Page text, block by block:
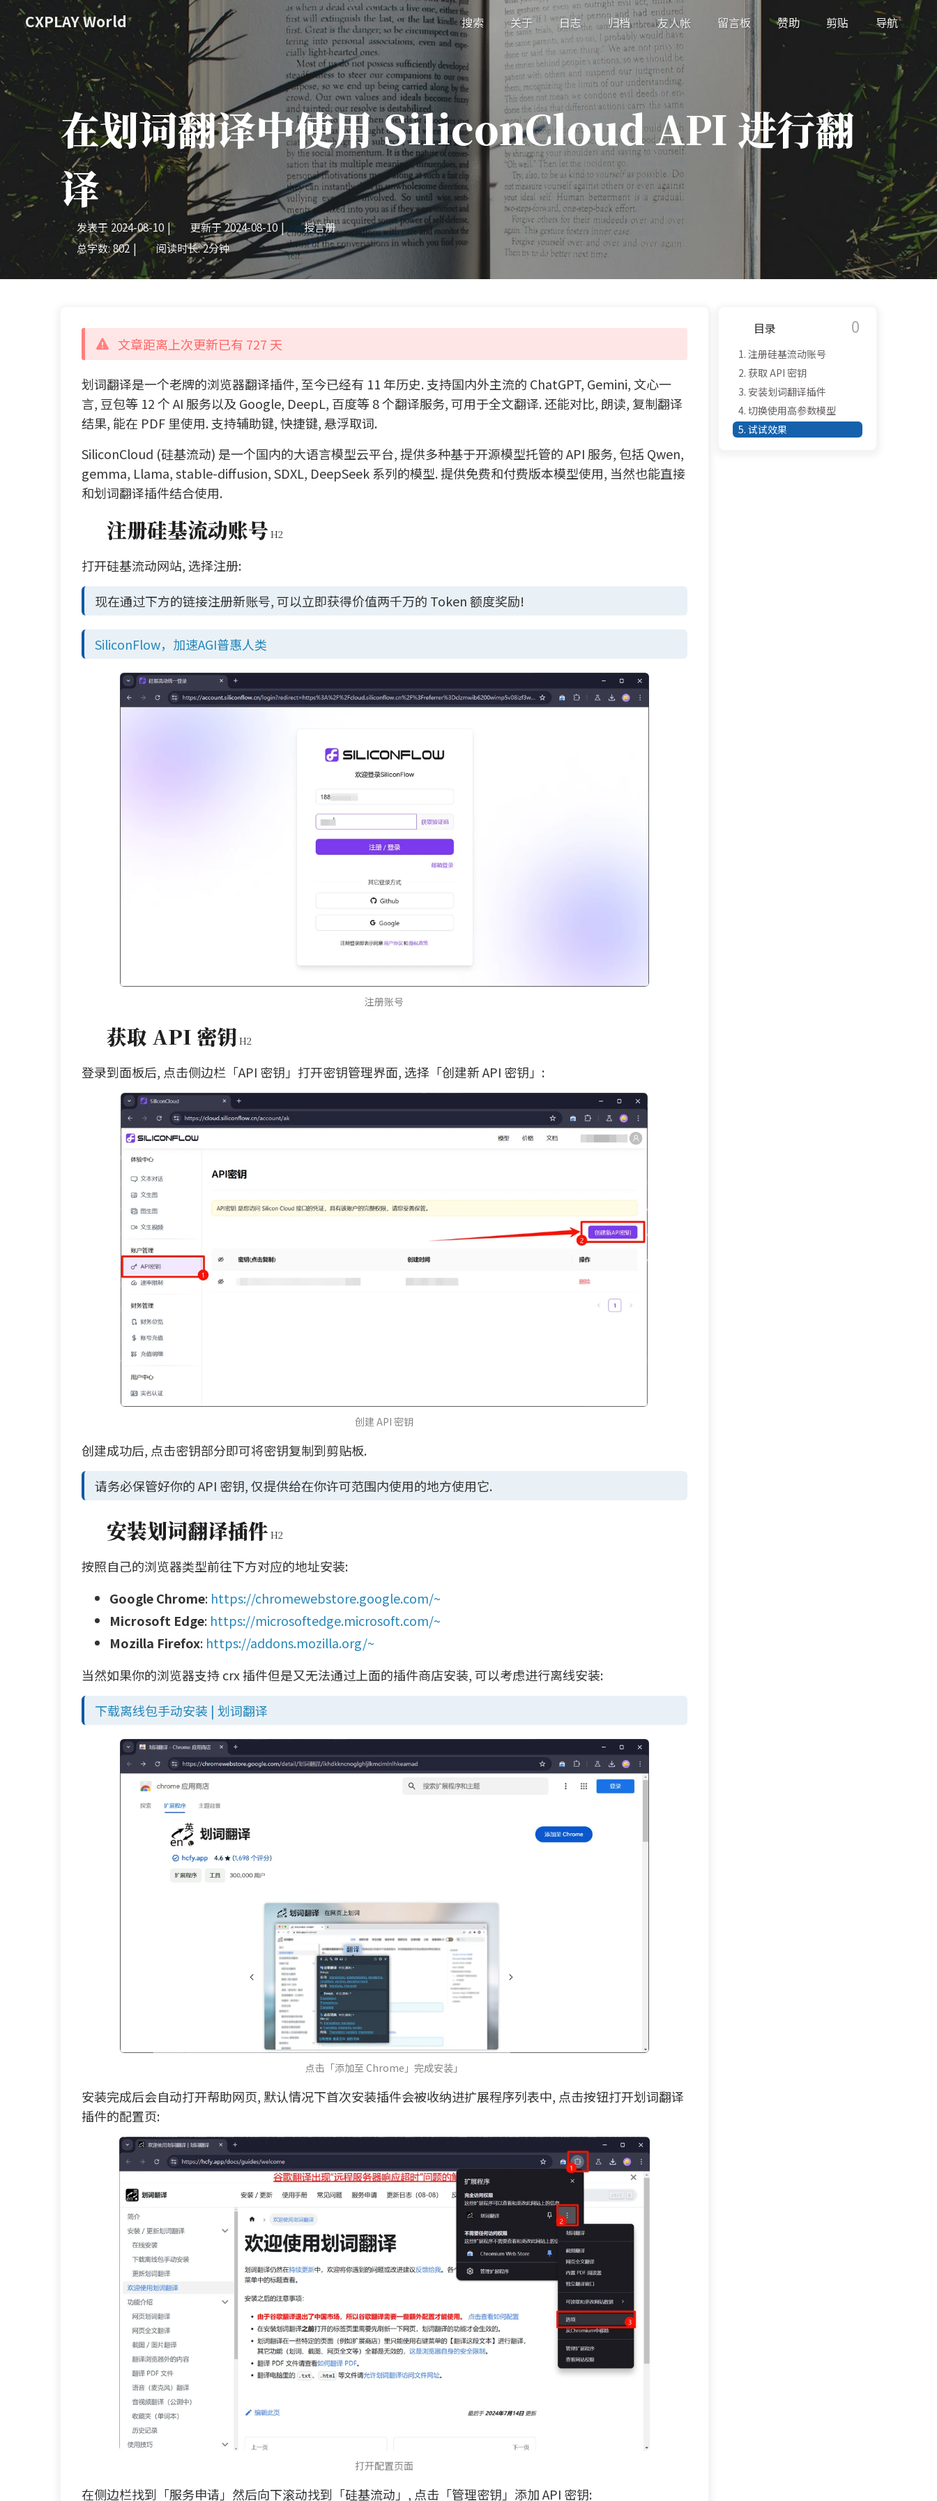
CXPLAY World 搜索 关于 日志 归档 友人帐 留言板 赞助 剪贴 导航
在划词翻译中使用 SiliconCloud API 进行翻
译
发表于 2024-08-10 | 更新于2024-08-10 |
授言册
总字数:802 | 阅读时长:2分钟
文章距离上次更新已有 727 天
划词翻译是一个老牌的浏览器翻译插件, 至今已经有 11 年历史. 支持国内外主流的 ChatGPT, Gemini, 文心一
言, 豆包等 12 个 AI 服务以及 Google, DeepL, 百度等 8 个翻译服务, 可用于全文翻译. 还能对比, 朗读, 复制翻译
结果, 能在 PDF 里使用. 支持辅助键, 快捷键, 悬浮取词.
SiliconCloud (硅基流动) 是一个国内的大语言模型云平台, 提供多种基于开源模型托管的 API 服务, 包括 Qwen,
gemma, Llama, stable-diffusion, SDXL, DeepSeek 系列的模型. 提供免费和付费版本模型使用, 当然也能直接
和划词翻译插件结合使用.
注册硅基流动账号
打开硅基流动网站, 选择注册:
现在通过下方的链接注册新账号, 可以立即获得价值两千万的 Token 额度奖励!
SiliconFlow，加速AGI普惠人类
注册账号
获取 API 密钥
登录到面板后, 点击侧边栏「API 密钥」打开密钥管理界面, 选择「创建新 API 密钥」:
创建 API 密钥
创建成功后, 点击密钥部分即可将密钥复制到剪贴板.
请务必保管好你的 API 密钥, 仅提供给在你许可范围内使用的地方使用它.
安装划词翻译插件
按照自己的浏览器类型前往下方对应的地址安装:
Google Chrome: https://chromewebstore.google.com/~
Microsoft Edge: https://microsoftedge.microsoft.com/~
Mozilla Firefox: https://addons.mozilla.org/~
当然如果你的浏览器支持 crx 插件但是又无法通过上面的插件商店安装, 可以考虑进行离线安装:
下载离线包手动安装 | 划词翻译
点击「添加至 Chrome」完成安装」
安装完成后会自动打开帮助网页, 默认情况下首次安装插件会被收纳进扩展程序列表中, 点击按钮打开划词翻译
插件的配置页:
打开配置页面
在侧边栏找到「服务申请」然后向下滚动找到「硅基流动」, 点击「管理密钥」添加 API 密钥:
目录 0
1. 注册硅基流动账号
2. 获取 API 密钥
3. 安装划词翻译插件
4. 切换使用高参数模型
5. 试试效果